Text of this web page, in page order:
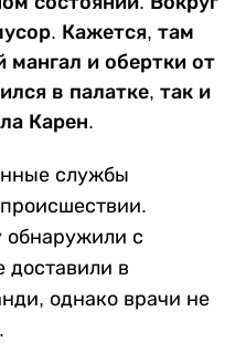
Кажется, там
и обертки от
в палатке, так и
Карен.
службы
обнаружили с
в
однако врачи не